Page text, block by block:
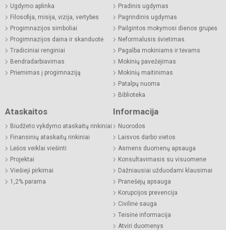
Ugdymo aplinka
Filosofija, misija, vizija, vertybės
Progimnazijos simboliai
Progimnazijos daina ir skanduotė
Tradiciniai renginiai
Bendradarbiavimas
Priėmimas į progimnaziją
Pradinis ugdymas
Pagrindinis ugdymas
Pailgintos mokymosi dienos grupės
Neformalusis švietimas
Pagalba mokiniams ir tėvams
Mokinių pavežėjimas
Mokinių maitinimas
Patalpų nuoma
Biblioteka
Ataskaitos
Biudžeto vykdymo ataskaitų rinkiniai
Finansinių ataskaitų rinkiniai
Lėšos veiklai viešinti
Projektai
Viešieji pirkimai
1,2% parama
Informacija
Nuorodos
Laisvos darbo vietos
Asmens duomenų apsauga
Konsultavimasis su visuomene
Dažniausiai užduodami klausimai
Pranešėjų apsauga
Korupcijos prevencija
Civilinė sauga
Teisinė informacija
Atviri duomenys